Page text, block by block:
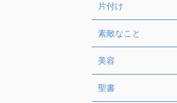
片付け
素敵なこと
美容
聖書